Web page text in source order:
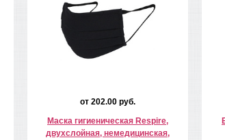
от 202.00 руб.
Маска гигиеническая Respire,
двухслойная, немедицинская,